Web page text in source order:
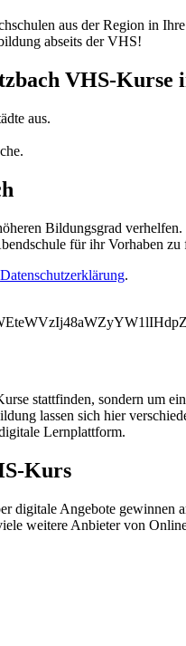
aus der Region in
abseits der VHS!
VHS-Kurse
aus.
Bildungsgrad
für ihr Vorhaben zu
Datenschutzerklärung.
stattfinden, sondern um
lassen sich hier
Lernplattform.
Kurs
digitale Angebote
weitere Anbieter von